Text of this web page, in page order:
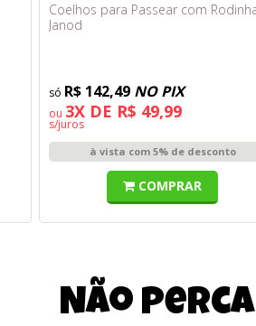
Coelhos para Passear com
Janod
R$ 142,49 NO PIX
ou 3X DE R$ 49,99
s/juros
à vista com 5% de desconto
COMPRAR
Não